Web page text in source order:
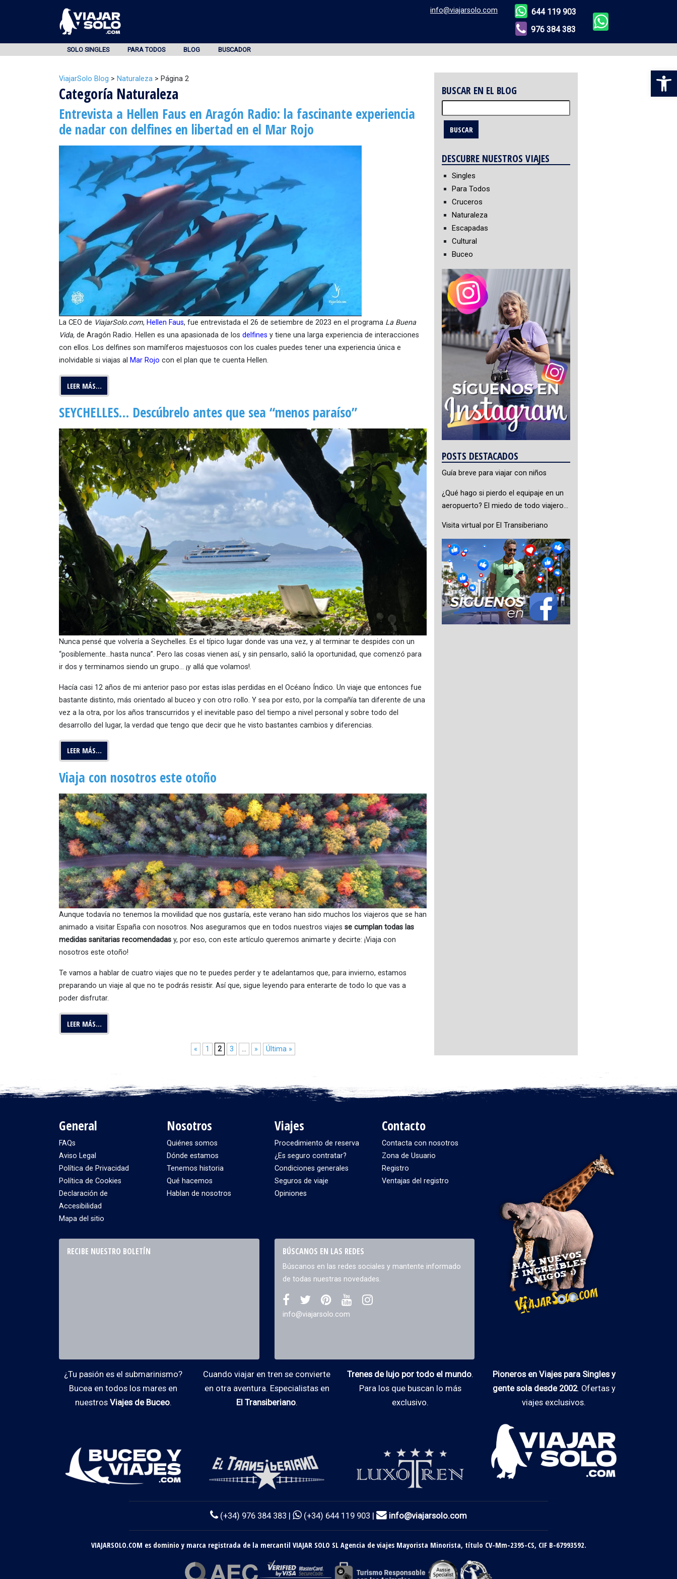
info@viajarsolo.com
644 119 903
976 384 383
SOLO SINGLES PARA TODOS BLOG BUSCADOR
ViajarSolo Blog > Naturaleza > Página 2
Categoría Naturaleza
Entrevista a Hellen Faus en Aragón Radio: la fascinante experiencia
de nadar con delfines en libertad en el Mar Rojo
La CEO de ViajarSolo.com, Hellen Faus, fue entrevistada el 26 de setiembre de 2023 en el programa La Buena
Vida, de Aragón Radio. Hellen es una apasionada de los delfines y tiene una larga experiencia de interacciones
con ellos. Los delfines son mamíferos majestuosos con los cuales puedes tener una experiencia única e
inolvidable si viajas al Mar Rojo con el plan que te cuenta Hellen.
LEER MÁS…
SEYCHELLES… Descúbrelo antes que sea “menos paraíso”
Nunca pensé que volvería a Seychelles. Es el típico lugar donde vas una vez, y al terminar te despides con un
“posiblemente…hasta nunca”. Pero las cosas vienen así, y sin pensarlo, salió la oportunidad, que comenzó para
ir dos y terminamos siendo un grupo… ¡y allá que volamos!.
Hacía casi 12 años de mi anterior paso por estas islas perdidas en el Océano Índico. Un viaje que entonces fue
bastante distinto, más orientado al buceo y con otro rollo. Y sea por esto, por la compañía tan diferente de una
vez a la otra, por los años transcurridos y el inevitable paso del tiempo a nivel personal y sobre todo del
desarrollo del lugar, la verdad que tengo que decir que he visto bastantes cambios y diferencias.
LEER MÁS…
Viaja con nosotros este otoño
Aunque todavía no tenemos la movilidad que nos gustaría, este verano han sido muchos los viajeros que se han
animado a visitar España con nosotros. Nos aseguramos que en todos nuestros viajes se cumplan todas las
medidas sanitarias recomendadas y, por eso, con este artículo queremos animarte y decirte: ¡Viaja con
nosotros este otoño!
Te vamos a hablar de cuatro viajes que no te puedes perder y te adelantamos que, para invierno, estamos
preparando un viaje al que no te podrás resistir. Así que, sigue leyendo para enterarte de todo lo que vas a
poder disfrutar.
LEER MÁS…
« 1 2 3 ... » Última »
BUSCAR EN EL BLOG
DESCUBRE NUESTROS VIAJES
Singles
Para Todos
Cruceros
Naturaleza
Escapadas
Cultural
Buceo
POSTS DESTACADOS
Guía breve para viajar con niños
¿Qué hago si pierdo el equipaje en un
aeropuerto? El miedo de todo viajero…
Visita virtual por El Transiberiano
General
FAQs
Aviso Legal
Política de Privacidad
Política de Cookies
Declaración de
Accesibilidad
Mapa del sitio
Nosotros
Quiénes somos
Dónde estamos
Tenemos historia
Qué hacemos
Hablan de nosotros
Viajes
Procedimiento de reserva
¿Es seguro contratar?
Condiciones generales
Seguros de viaje
Opiniones
Contacto
Contacta con nosotros
Zona de Usuario
Registro
Ventajas del registro
RECIBE NUESTRO BOLETÍN BÚSCANOS EN LAS REDES
Búscanos en las redes sociales y mantente informado
de todas nuestras novedades.
info@viajarsolo.com
¿Tu pasión es el submarinismo?
Bucea en todos los mares en
nuestros Viajes de Buceo.
Cuando viajar en tren se convierte
en otra aventura. Especialistas en
El Transiberiano.
Trenes de lujo por todo el mundo.
Para los que buscan lo más
exclusivo.
Pioneros en Viajes para Singles y
gente sola desde 2002. Ofertas y
viajes exclusivos.
(+34) 976 384 383 | (+34) 644 119 903 | info@viajarsolo.com
VIAJARSOLO.COM es dominio y marca registrada de la mercantil VIAJAR SOLO SL Agencia de viajes Mayorista Minorista, título CV-Mm-2395-CS, CIF B-67993592.